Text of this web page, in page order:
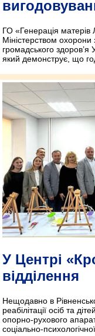
ГО «Генерація матерів
Міністерством
громадського
який демонструє, що
У Центрі
відділення
Нещодавно в
реабілітації осіб та
опорно-рухового
соціально-